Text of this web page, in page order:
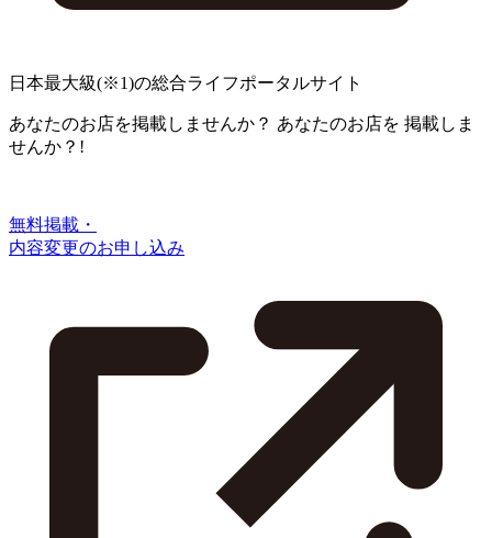
日本最大級(※1)の総合ライフポータルサイト
あなたのお店を掲載しませんか？ あなたのお店を 掲載しま
せんか？!
無料掲載・
内容変更のお申し込み